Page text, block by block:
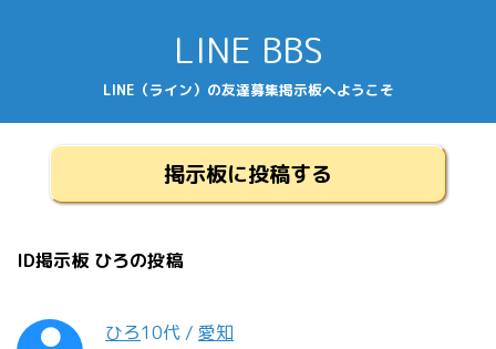
LINE BBS
LINE（ライン）の友達募集掲示板へようこそ
掲示板に投稿する
ID掲示板 ひろの投稿
ひろ10代 / 愛知